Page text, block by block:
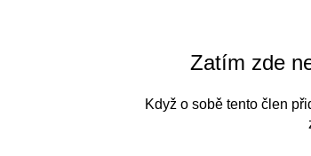
Zatím zde
Když o sobě tento člen